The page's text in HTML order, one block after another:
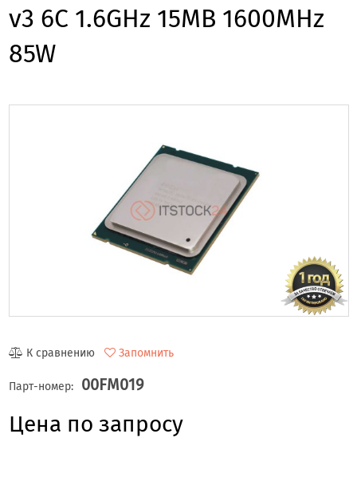
v3 6C 1.6GHz 15MB 1600MHz
85W
К сравнению Запомнить
Парт-номер: 00FM019
Цена по запросу